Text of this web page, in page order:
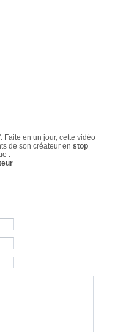
Faite en un jour, cette vidéo
de son créateur en stop
.